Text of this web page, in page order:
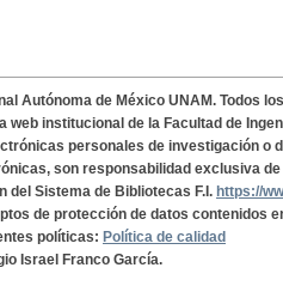
Autónoma de México UNAM. Todos
web institucional de la Facultad de
personales de investigación o
son responsabilidad exclusiva
del Sistema de Bibliotecas F.I. https://
de protección de datos contenidos
políticas: Política de calidad
Israel Franco García.